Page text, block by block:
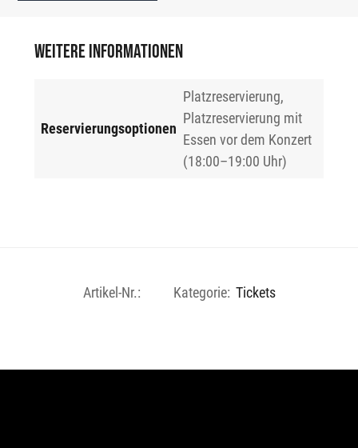
Weitere Informationen
Reservierungsoptionen
Platzreservierung,
Platzreservierung mit
Essen vor dem Konzert
(18:00–19:00 Uhr)
Artikel-Nr.: Kategorie: Tickets